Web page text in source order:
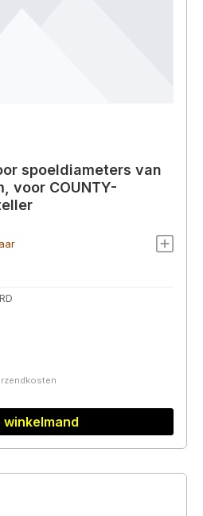
spoeldiameters van
voor COUNTY-
winkelmand